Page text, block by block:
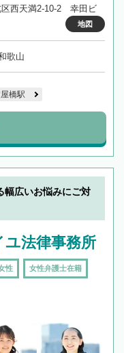
区西天満2-10-2 幸田ビ
地図
歌山
橋駅
幅広いお悩みにご対
法律事務所
性 女性弁護士在籍